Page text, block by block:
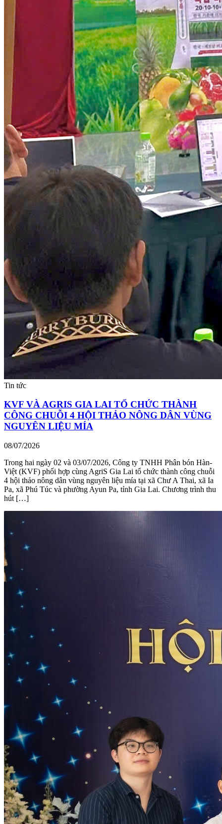
Tin tức
KVF VÀ AGRIS GIA LAI TỔ CHỨC THÀNH
CÔNG CHUỖI 4 HỘI THẢO NÔNG DÂN VÙNG
NGUYÊN LIỆU MÍA
08/07/2026
Trong hai ngày 02 và 03/07/2026, Công ty TNHH Phân bón Hàn-
Việt (KVF) phối hợp cùng AgriS Gia Lai tổ chức thành công chuỗi
4 hội thảo nông dân vùng nguyên liệu mía tại xã Chư A Thai, xã Ia
Pa, xã Phú Túc và phường Ayun Pa, tỉnh Gia Lai. Chương trình thu
hút […]